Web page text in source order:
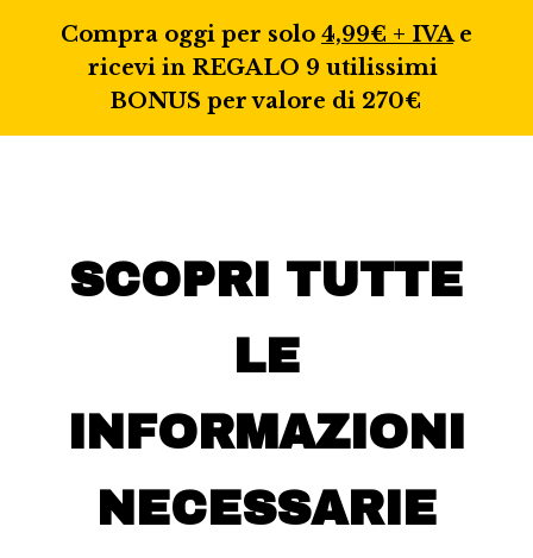
Compra oggi per solo 4,99€ + IVAe
ricevi in REGALO 9 utilissimi
BONUS per valore di 270€
SCOPRI TUTTE
LE
INFORMAZIONI
NECESSARIE